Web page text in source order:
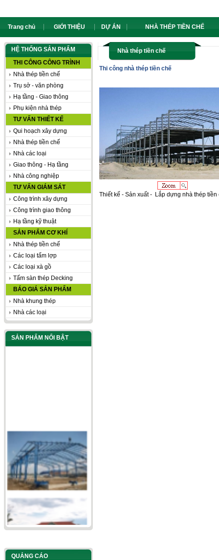
Trang chủ GIỚI THIỆU DỰ ÁN NHÀ THÉP TIỀN CHẾ
HỆ THỐNG SẢN PHẨM
THI CÔNG CÔNG TRÌNH
Nhà thép tiền chế
Trụ sở - văn phòng
Hạ tầng - Giao thông
Phụ kiện nhà thép
TƯ VẤN THIẾT KẾ
Qui hoạch xây dựng
Nhà thép tiền chế
Nhà các loại
Giao thông - Hạ tầng
Nhà công nghiệp
TƯ VẤN GIÁM SÁT
Công trình xây dựng
Công trình giao thông
Hạ tầng kỹ thuật
SẢN PHẨM CƠ KHÍ
Nhà thép tiền chế
Các loại tấm lợp
Các loại xà gồ
Tấm sàn thép Decking
BÁO GIÁ SẢN PHẨM
Nhà khung thép
Nhà các loại
SẢN PHẨM NỔI BẬT
QUẢNG CÁO
Nhà thép tiền chế
Thi công nhà thép tiền chế
Thiết kế - Sản xuất - Lắp dựng nhà thép tiền